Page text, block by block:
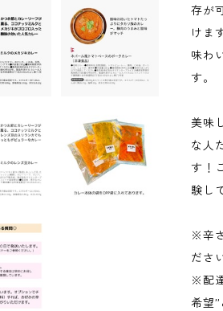
存が
けま
味わ
す。
美味
な人
す！
験し
※辛
ださ
※配
希望